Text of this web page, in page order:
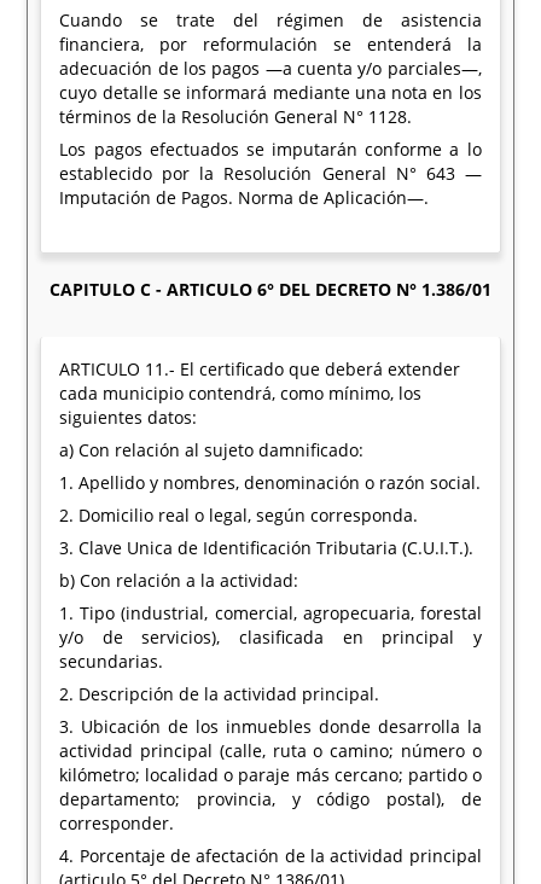
Cuando se trate del régimen de asistencia
financiera, por reformulación se entenderá la
adecuación de los pagos —a cuenta y/o parciales—,
cuyo detalle se informará mediante una nota en los
términos de la Resolución General N° 1128.
Los pagos efectuados se imputarán conforme a lo
establecido por la Resolución General N° 643 —
Imputación de Pagos. Norma de Aplicación—.
CAPITULO C - ARTICULO 6° DEL DECRETO N° 1.386/01
ARTICULO 11.- El certificado que deberá extender
cada municipio contendrá, como mínimo, los
siguientes datos:
a) Con relación al sujeto damnificado:
1. Apellido y nombres, denominación o razón social.
2. Domicilio real o legal, según corresponda.
3. Clave Unica de Identificación Tributaria (C.U.I.T.).
b) Con relación a la actividad:
1. Tipo (industrial, comercial, agropecuaria, forestal
y/o de servicios), clasificada en principal y
secundarias.
2. Descripción de la actividad principal.
3. Ubicación de los inmuebles donde desarrolla la
actividad principal (calle, ruta o camino; número o
kilómetro; localidad o paraje más cercano; partido o
departamento; provincia, y código postal), de
corresponder.
4. Porcentaje de afectación de la actividad principal